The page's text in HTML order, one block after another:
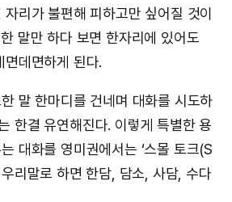
리가 불편해 피하고만 싶어질 것이
말만 하다 보면 한자리에 있어도
데면하게 된다.
말 한마디를 건네며 대화를 시도하
한결 유연해진다. 이렇게 특별한 용
대화를 영미권에서는 ‘스몰 토크(S
리말로 하면 한담, 담소, 사담, 수다